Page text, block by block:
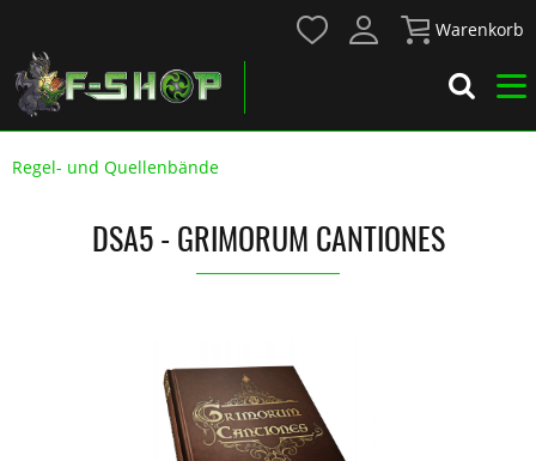
Warenkorb
Regel- und Quellenbände
DSA5 - GRIMORUM CANTIONES